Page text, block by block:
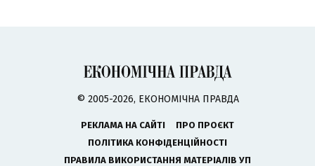
© 2005-2026, ЕКОНОМІЧНА ПРАВДА
РЕКЛАМА НА САЙТІ
ПРО ПРОЄКТ
ПОЛІТИКА КОНФІДЕНЦІЙНОСТІ
ПРАВИЛА ВИКОРИСТАННЯ МАТЕРІАЛІВ УП